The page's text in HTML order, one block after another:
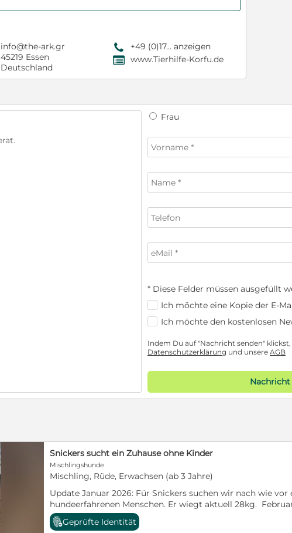
info@the-ark.gr
45219 Essen
Deutschland
9 +49 (0)17... anzeigen
, www.Tierhilfe-Korfu.de
Frau
* Diese Felder müssen ausgefüllt
Ich möchte eine Kopie der E-
Ich möchte den kostenlosen
Indem Du auf "Nachricht senden"
Datenschutzerklärung und unsere AGB
Nachricht
Snickers sucht ein Zuhause ohne Kinder
Mischlingshunde
Mischling, Rüde, Erwachsen (ab 3 Jahre)
Update Januar 2026: Für Snickers suchen wir nach wie vor
hundeerfahrenen Menschen. Er wiegt aktuell 28kg.
wir von einer Frau übernommen, die aufgrund familiärer
Deutschland musste. Snickers ist geschätzt 2 Jahre alt. Er
Geprüfte Identität